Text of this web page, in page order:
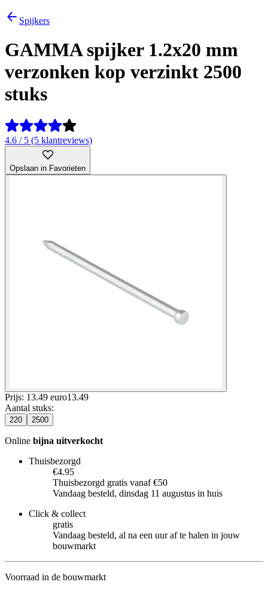
Spijkers
GAMMA spijker 1.2x20 mm
verzonken kop verzinkt 2500
stuks
4.6 / 5 (5 klantreviews)
Opslaan in Favorieten
Prijs: 13.49 euro13.49
Aantal stuks:
220 2500
Online bijna uitverkocht
Thuisbezorgd
€4.95
Thuisbezorgd gratis vanaf €50
Vandaag besteld, dinsdag 11 augustus in huis
Click & collect
gratis
Vandaag besteld, al na een uur af te halen in jouw
bouwmarkt
Voorraad in de bouwmarkt